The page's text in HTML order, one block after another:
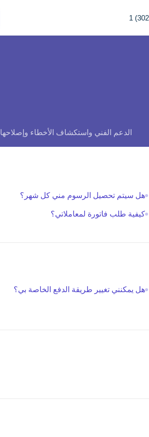
1
الدعم الفني واستكشاف الأخطاء وإصلاحها
هل سيتم تحصيل الرسوم مني كل شهر؟
كيفية طلب فاتورة لمعاملاتي؟
هل يمكنني تغيير طريقة الدفع الخاصة بي؟